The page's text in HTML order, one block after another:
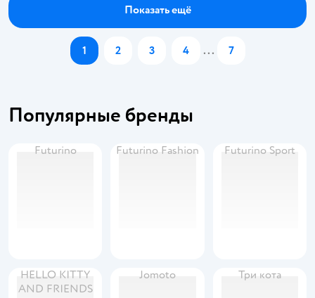
Показать ещё
1 2 3 4 ... 7
Популярные бренды
Futurino Futurino Fashion Futurino Sport
HELLO KITTY
AND FRIENDS
Jomoto Три кота